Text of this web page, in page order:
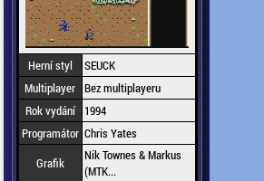
Herní styl
SEUCK
Multiplayer Bez multiplayeru
Rok vydání
1994
Programátor Chris Yates
Grafik
Nik Townes & Markus
(MTK...